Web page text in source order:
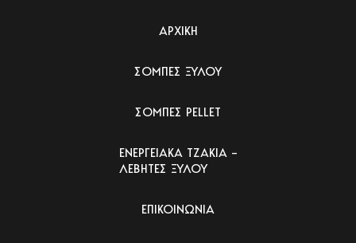
ΑΡΧΙΚΗ
ΣΟΜΠΕΣ ΞΥΛΟΥ
ΣΟΜΠΕΣ PELLET
ΕΝΕΡΓΕΙΑΚΑ ΤΖΑΚΙΑ –
ΛΕΒΗΤΕΣ ΞΥΛΟΥ
ΕΠΙΚΟΙΝΩΝΙΑ